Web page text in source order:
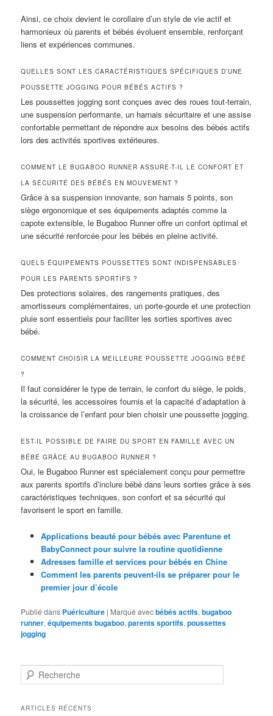
Ainsi, ce choix devient le corollaire d’un style de vie actif et
harmonieux où parents et bébés évoluent ensemble, renforçant
liens et expériences communes.
QUELLES SONT LES CARACTÉRISTIQUES SPÉCIFIQUES D’UNE
POUSSETTE JOGGING POUR BÉBÉS ACTIFS ?
Les poussettes jogging sont conçues avec des roues tout-terrain,
une suspension performante, un harnais sécuritaire et une assise
confortable permettant de répondre aux besoins des bébés actifs
lors des activités sportives extérieures.
COMMENT LE BUGABOO RUNNER ASSURE-T-IL LE CONFORT ET
LA SÉCURITÉ DES BÉBÉS EN MOUVEMENT ?
Grâce à sa suspension innovante, son harnais 5 points, son
siège ergonomique et ses équipements adaptés comme la
capote extensible, le Bugaboo Runner offre un confort optimal et
une sécurité renforcée pour les bébés en pleine activité.
QUELS ÉQUIPEMENTS POUSSETTES SONT INDISPENSABLES
POUR LES PARENTS SPORTIFS ?
Des protections solaires, des rangements pratiques, des
amortisseurs complémentaires, un porte-gourde et une protection
pluie sont essentiels pour faciliter les sorties sportives avec
bébé.
COMMENT CHOISIR LA MEILLEURE POUSSETTE JOGGING BÉBÉ
?
Il faut considérer le type de terrain, le confort du siège, le poids,
la sécurité, les accessoires fournis et la capacité d’adaptation à
la croissance de l’enfant pour bien choisir une poussette jogging.
EST-IL POSSIBLE DE FAIRE DU SPORT EN FAMILLE AVEC UN
BÉBÉ GRÂCE AU BUGABOO RUNNER ?
Oui, le Bugaboo Runner est spécialement conçu pour permettre
aux parents sportifs d’inclure bébé dans leurs sorties grâce à ses
caractéristiques techniques, son confort et sa sécurité qui
favorisent le sport en famille.
Applications beauté pour bébés avec Parentune et
BabyConnect pour suivre la routine quotidienne
Adresses famille et services pour bébés en Chine
Comment les parents peuvent-ils se préparer pour le
premier jour d’école
Publié dans Puériculture | Marqué avecbébés actifs,bugaboo
runner,équipements bugaboo,parents sportifs,poussettes
jogging
e
h
ARTICLES RÉCENTS